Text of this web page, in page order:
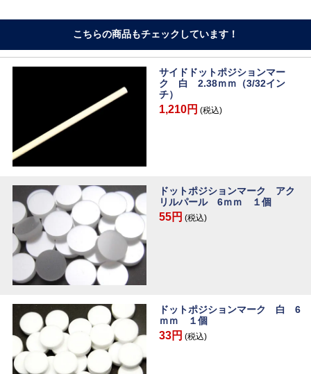
こちらの商品もチェックしています！
サイドドットポジションマー
ク 白 2.38ｍｍ（3/32イン
チ）
1,210円 (税込)
ドットポジションマーク アク
リルパール 6ｍｍ １個
55円 (税込)
ドットポジションマーク 白 6
ｍｍ １個
33円 (税込)